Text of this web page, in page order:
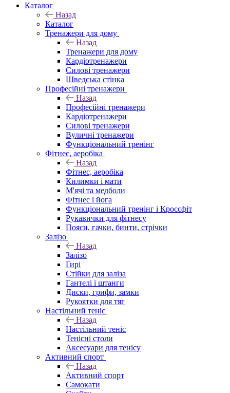
Каталог
Назад
Каталог
Тренажери для дому
Назад
Тренажери для дому
Кардіотренажери
Силові тренажери
Шведська стінка
Професійні тренажери
Назад
Професійні тренажери
Кардіотренажери
Силові тренажери
Вуличні тренажери
Функціональний тренінг
Фітнес, аеробіка
Назад
Фітнес, аеробіка
Килимки і мати
М'ячі та медболи
Фітнес і йога
Функціональний тренінг і Кроссфіт
Рукавички для фітнесу
Пояси, гачки, бинти, стрічки
Залізо
Назад
Залізо
Гирі
Стійки для заліза
Гантелі і штанги
Диски, грифи, замки
Рукоятки для тяг
Настільний теніс
Назад
Настільний теніс
Тенісні столи
Аксесуари для тенісу
Активний спорт
Назад
Активний спорт
Самокати